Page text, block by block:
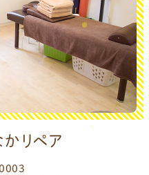
リペア